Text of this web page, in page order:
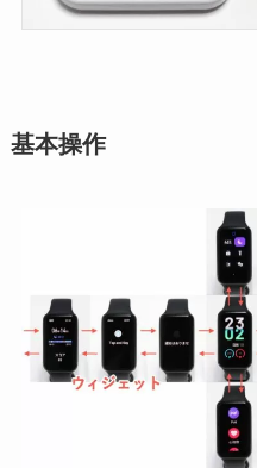
基本操作